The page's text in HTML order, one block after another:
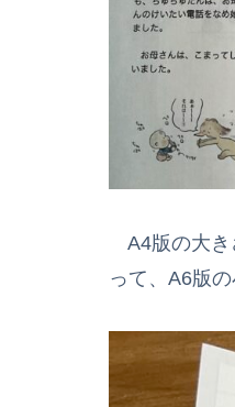
A4版の大き
って、A6版